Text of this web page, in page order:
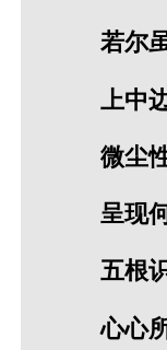
若尔
上中
微尘
呈现
五根
心心